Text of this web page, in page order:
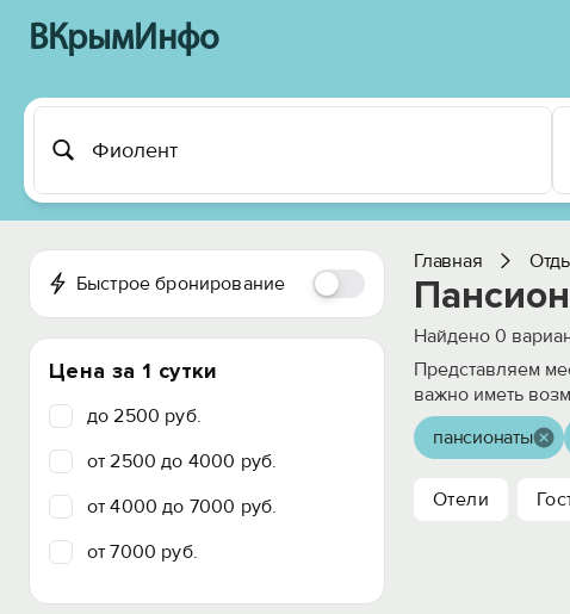
ВКрымИнфо
Быстрое бронирование
Цена за 1 сутки
до 2500 руб.
от 2500 до 4000 руб.
от 4000 до 7000 руб.
от 7000 руб.
Главная
Найдено 0
Представляем
важно иметь
пансионаты
Отели